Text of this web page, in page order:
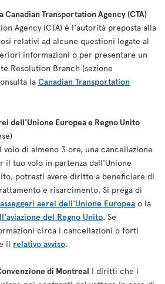
Transportation Agency (CTA)
Agency (CTA) è l'autorità preposta alla
relativi ad alcune questioni legate al
informazioni o per presentare un
Resolution Branch (sezione
la Canadian Transportation
dell'Unione Europea e Regno Unito
di almeno 3 ore, una cancellazione
il tuo volo in partenza dall'Unione
potresti avere diritto a beneficiare di
e risarcimento. Si prega di
aerei dell'Unione Europea o la
del Regno Unito. Se
circa i cancellazioni o forti
il relativo avviso.
di Montreal I diritti che i